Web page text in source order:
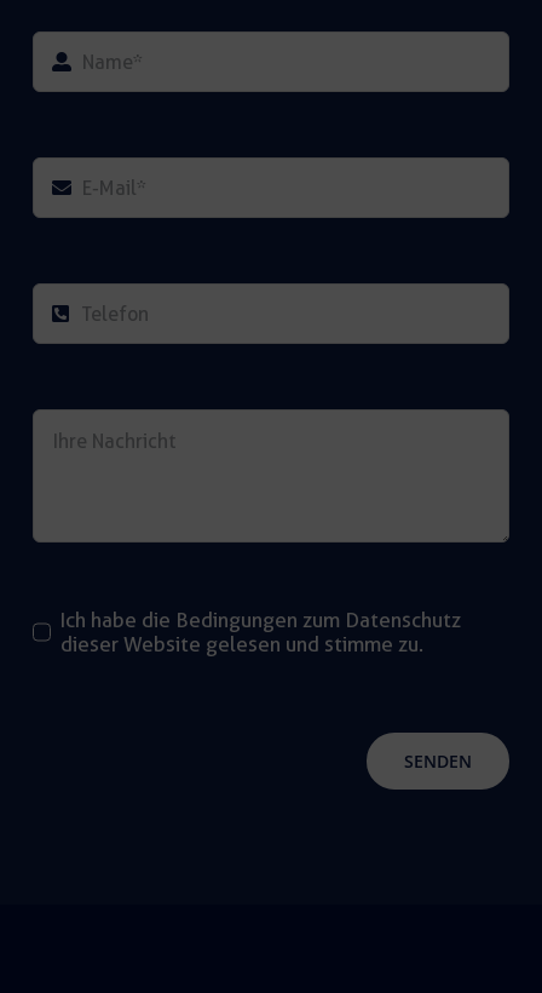
Ich habe die Bedingungen zum Datenschutz
dieser Website gelesen und stimme zu.
SENDEN